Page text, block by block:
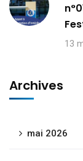
13
Archives
mai 2026